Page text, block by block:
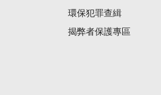
環保犯罪查緝
揭弊者保護專區